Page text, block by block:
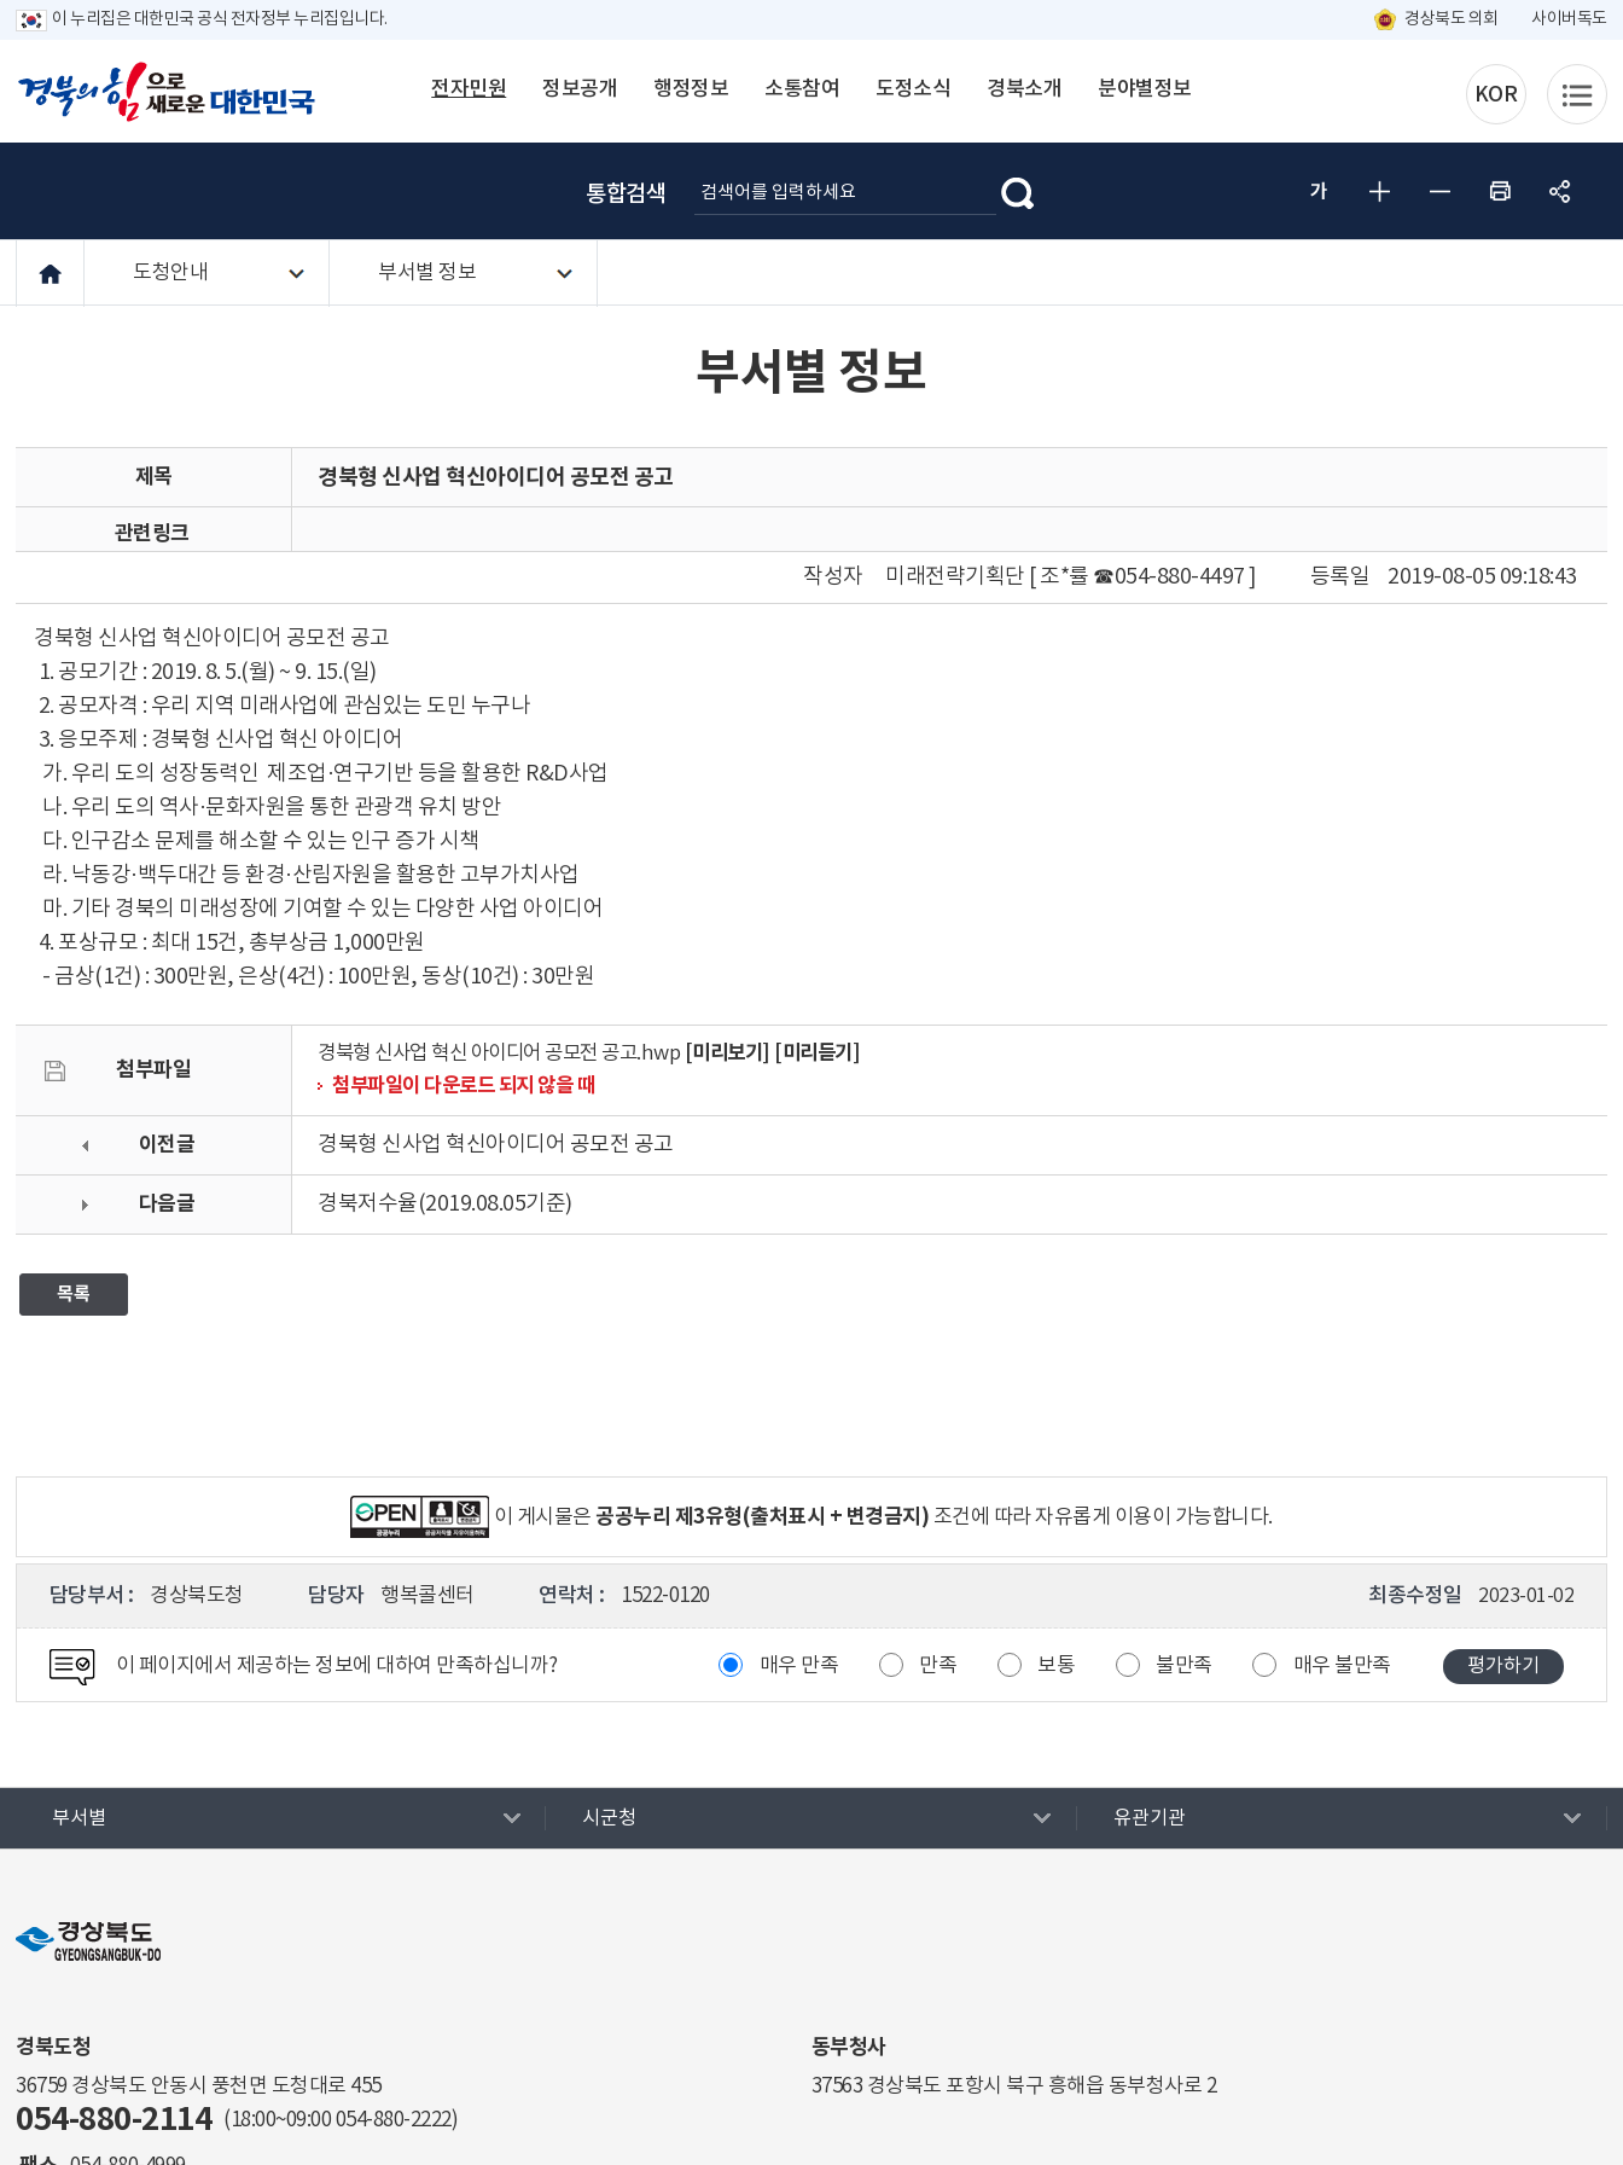
이 누리집은 대한민국 공식 전자정부 누리집입니다. 경상북도 의회 사이버독도
전자민원 정보공개 행정정보 소통참여 도정소식 경북소개 분야별정보 KOR
통합검색
도청안내 부서별 정보
부서별 정보
제목 경북형 신사업 혁신아이디어 공모전 공고
관련링크
등록일
2019-08-05 09:18:43
작성자 미래전략기획단 [ 조*률 ☎054-880-4497 ]
경북형 신사업 혁신아이디어 공모전 공고
1. 공모기간 : 2019. 8. 5.(월) ~ 9. 15.(일)
2. 공모자격 : 우리 지역 미래사업에 관심있는 도민 누구나
3. 응모주제 : 경북형 신사업 혁신 아이디어
가. 우리 도의 성장동력인 제조업·연구기반 등을 활용한 R&D사업
나. 우리 도의 역사·문화자원을 통한 관광객 유치 방안
다. 인구감소 문제를 해소할 수 있는 인구 증가 시책
라. 낙동강·백두대간 등 환경·산림자원을 활용한 고부가치사업
마. 기타 경북의 미래성장에 기여할 수 있는 다양한 사업 아이디어
4. 포상규모 : 최대 15건, 총부상금 1,000만원
- 금상(1건) : 300만원, 은상(4건) : 100만원, 동상(10건) : 30만원
첨부파일
경북형 신사업 혁신 아이디어 공모전 공고.hwp [미리보기]
[미리듣기]
첨부파일이 다운로드 되지 않을 때
이전글 경북형 신사업 혁신아이디어 공모전 공고
다음글 경북저수율(2019.08.05기준)
목록
이 게시물은 공공누리 제3유형(출처표시 + 변경금지) 조건에 따라 자유롭게 이용이 가능합니다.
담당부서 : 경상북도청 담당자 행복콜센터 연락처 : 1522-0120 최종수정일 2023-01-02
이 페이지에서 제공하는 정보에 대하여 만족하십니까? 매우 만족 만족 보통 불만족 매우 불만족
부서별 시군청 유관기관
경북도청
36759 경상북도 안동시 풍천면 도청대로 455
054-880-2114 (18:00~09:00 054-880-2222)
동부청사
37563 경상북도 포항시 북구 흥해읍 동부청사로 2